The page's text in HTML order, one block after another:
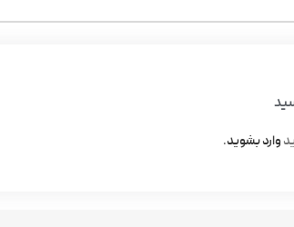
وارد بشوید.